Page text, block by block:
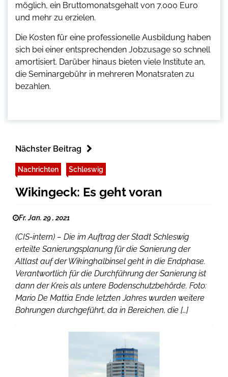
möglich, ein Bruttomonatsgehalt von 7.000 Euro
und mehr zu erzielen.
Die Kosten für eine professionelle Ausbildung haben
sich bei einer entsprechenden Jobzusage so schnell
amortisiert. Darüber hinaus bieten viele Institute an,
die Seminargebühr in mehreren Monatsraten zu
bezahlen.
Nächster Beitrag
Nachrichten Schleswig
Wikingeck: Es geht voran
Fr. Jan. 29 , 2021
(CIS-intern) – Die im Auftrag der Stadt Schleswig
erteilte Sanierungsplanung für die Sanierung der
Altlast auf der Wikinghalbinsel geht in die Endphase.
Verantwortlich für die Durchführung der Sanierung ist
dann der Kreis als untere Bodenschutzbehörde. Foto:
Mario De Mattia Ende letzten Jahres wurden weitere
Bohrungen durchgeführt, da in Bereichen, die […]